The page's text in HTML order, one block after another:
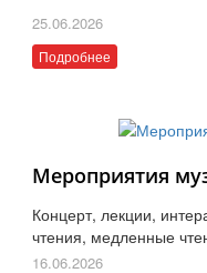
25.06.2026
Подробнее
Мероприятия
Концерт, лекции,
чтения, медленные
16.06.2026